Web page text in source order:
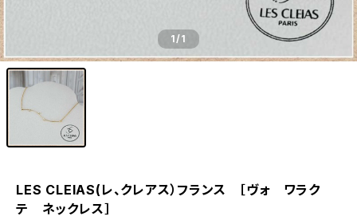
1/1
LES CLEIAS(レ、クレアス）フランス ［ヴォ ワラク
テ ネックレス］